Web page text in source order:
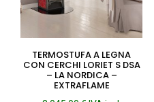
TERMOSTUFA A LEGNA
CON CERCHI LORIET S DSA
– LA NORDICA –
EXTRAFLAME